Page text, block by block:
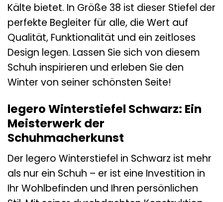
Kälte bietet. In Größe 38 ist dieser Stiefel der
perfekte Begleiter für alle, die Wert auf
Qualität, Funktionalität und ein zeitloses
Design legen. Lassen Sie sich von diesem
Schuh inspirieren und erleben Sie den
Winter von seiner schönsten Seite!
legero Winterstiefel Schwarz: Ein
Meisterwerk der
Schuhmacherkunst
Der legero Winterstiefel in Schwarz ist mehr
als nur ein Schuh – er ist eine Investition in
Ihr Wohlbefinden und Ihren persönlichen